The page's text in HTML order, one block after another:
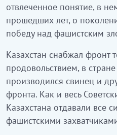
отвлеченное понятие, в
прошедших лет, о
победу над фашистским
Казахстан снабжал фронт
продовольствием, в
производился свинец и
фронта. Как и весь
Казахстана отдавали все
фашистскими